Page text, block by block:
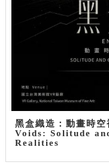
黑盒織造：動畫時
Voids: Solitude
Realities